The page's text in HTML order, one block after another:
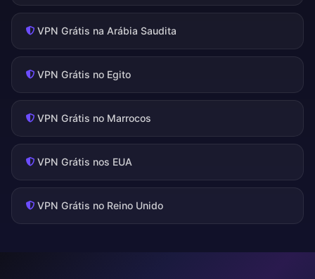
VPN Grátis na Arábia Saudita
VPN Grátis no Egito
VPN Grátis no Marrocos
VPN Grátis nos EUA
VPN Grátis no Reino Unido